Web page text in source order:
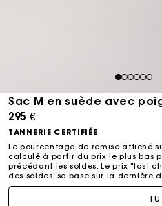
123456
Sac M en suède avec
295 €
TANNERIE CERTIFIÉE
Le pourcentage de remise affiché
calculé à partir du prix le plus bas
précédant les soldes. Le prix "last
des soldes, se base sur la dernière
TU